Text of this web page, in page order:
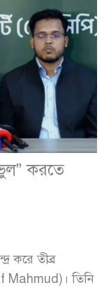
করতে
করে তীব্র
Mahmud)। তিনি